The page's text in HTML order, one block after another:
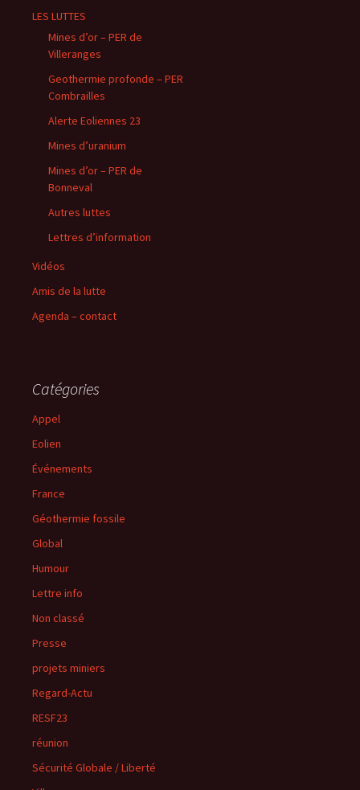
LES LUTTES
Mines d’or – PER de
Villeranges
Geothermie profonde – PER
Combrailles
Alerte Eoliennes 23
Mines d’uranium
Mines d’or – PER de
Bonneval
Autres luttes
Lettres d’information
Vidéos
Amis de la lutte
Agenda – contact
Catégories
Appel
Eolien
Événements
France
Géothermie fossile
Global
Humour
Lettre info
Non classé
Presse
projets miniers
Regard-Actu
RESF23
réunion
Sécurité Globale / Liberté